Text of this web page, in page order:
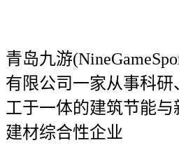
青岛九游
有限公司一家从事科研
工于一体的建筑节能
建材综合性企业